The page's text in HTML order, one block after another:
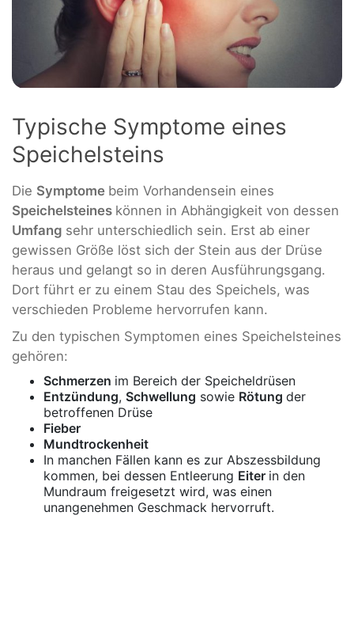
Typische Symptome eines
Speichelsteins
Die Symptome beim Vorhandensein eines
Speichelsteines können in Abhängigkeit von dessen
Umfang sehr unterschiedlich sein. Erst ab einer
gewissen Größe löst sich der Stein aus der Drüse
heraus und gelangt so in deren Ausführungsgang.
Dort führt er zu einem Stau des Speichels, was
verschieden Probleme hervorrufen kann.
Zu den typischen Symptomen eines Speichelsteines
gehören:
Schmerzen im Bereich der Speicheldrüsen
Entzündung, Schwellung sowie Rötung der
betroffenen Drüse
Fieber
Mundtrockenheit
In manchen Fällen kann es zur Abszessbildung
kommen, bei dessen Entleerung Eiter in den
Mundraum freigesetzt wird, was einen
unangenehmen Geschmack hervorruft.